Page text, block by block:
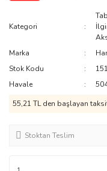
Kategori
Marka
Stok Kodu
Havale
55,21 TL den başlayan
Stoktan Teslim